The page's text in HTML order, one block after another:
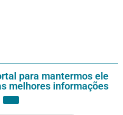
para mantermos ele
melhores informações